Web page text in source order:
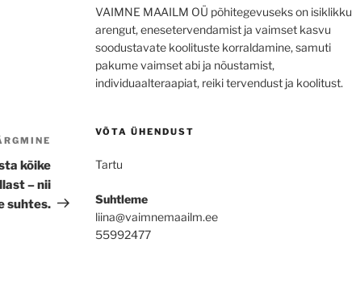
Post
kõike
– nii
suhtes.
VAIMNE MAAILM OÜ põhitegevuseks on isiklikku
arengut, enesetervendamist ja vaimset kasvu
soodustavate koolituste korraldamine, samuti
pakume vaimset abi ja nõustamist,
individuaalteraapiat, reiki tervendust ja koolitust.
VÕTA ÜHENDUST
Tartu
Suhtleme
liina@vaimnemaailm.ee
55992477